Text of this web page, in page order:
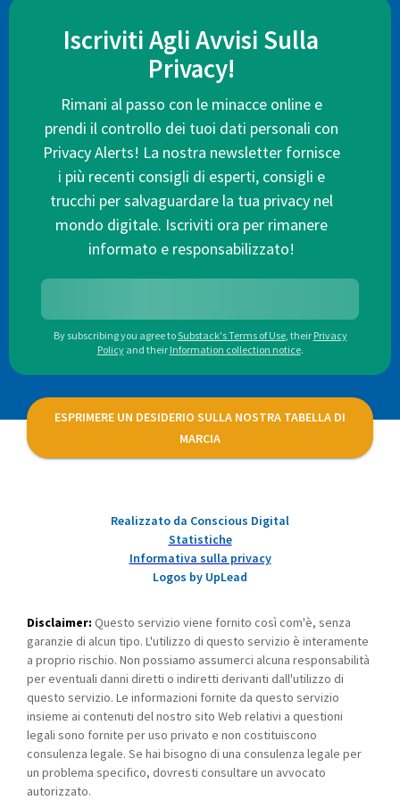
Iscriviti Agli Avvisi Sulla
Privacy!
Rimani al passo con le minacce online e
prendi il controllo dei tuoi dati personali con
Privacy Alerts! La nostra newsletter fornisce
i più recenti consigli di esperti, consigli e
trucchi per salvaguardare la tua privacy nel
mondo digitale. Iscriviti ora per rimanere
informato e responsabilizzato!
By subscribing you agree toSubstack's Terms of Use, their Privacy
Policy and their Information collection notice.
ESPRIMERE UN DESIDERIO SULLA NOSTRA TABELLA DI
MARCIA
Realizzato da Conscious Digital
Statistiche
Informativa sulla privacy
Logos by UpLead
Disclaimer: Questo servizio viene fornito così com'è, senza
garanzie di alcun tipo. L'utilizzo di questo servizio è interamente
a proprio rischio. Non possiamo assumerci alcuna responsabilità
per eventuali danni diretti o indiretti derivanti dall'utilizzo di
questo servizio. Le informazioni fornite da questo servizio
insieme ai contenuti del nostro sito Web relativi a questioni
legali sono fornite per uso privato e non costituiscono
consulenza legale. Se hai bisogno di una consulenza legale per
un problema specifico, dovresti consultare un avvocato
autorizzato.